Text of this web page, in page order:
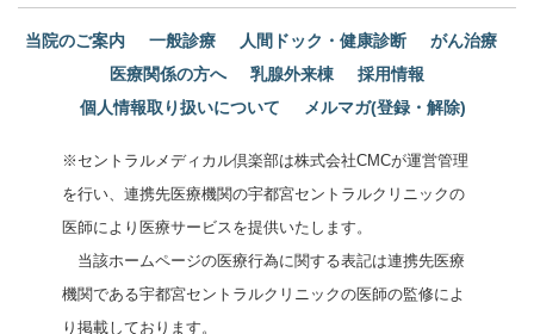
当院のご案内 一般診療 人間ドック・健康診断
がん治療
医療関係の方へ
乳腺外来棟
採用情報
個人情報取り扱いについて
メルマガ(登録・解除)
※セントラルメディカル倶楽部は株式会社CMCが運営管理
を行い、連携先医療機関の宇都宮セントラルクリニックの
医師により医療サービスを提供いたします。
当該ホームページの医療行為に関する表記は連携先医療
機関である宇都宮セントラルクリニックの医師の監修によ
り掲載しております。